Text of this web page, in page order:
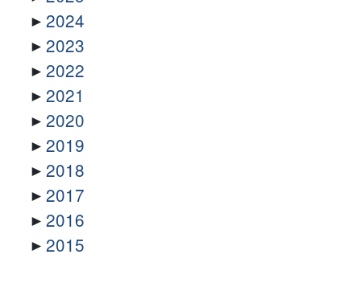
2024
2023
2022
2021
2020
2019
2018
2017
2016
2015